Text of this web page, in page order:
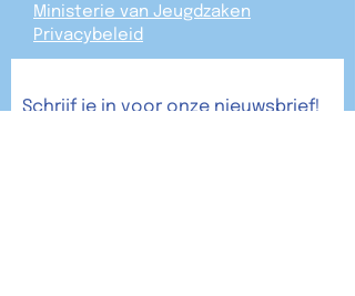
Ministerie van Jeugdzaken
Privacybeleid
Schrijf je in voor onze nieuwsbrief!